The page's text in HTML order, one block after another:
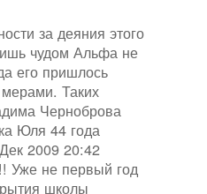
за деяния этого
чудом Альфа не
его пришлось
Таких
Черноброва
Юля 44 года
2009 20:42
Уже не первый год
школы